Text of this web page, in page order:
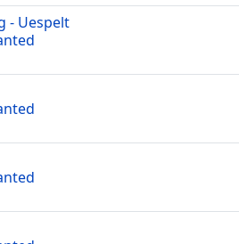
- Uespelt